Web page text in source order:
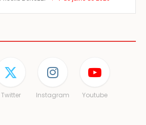
Twitter Instagram Youtube